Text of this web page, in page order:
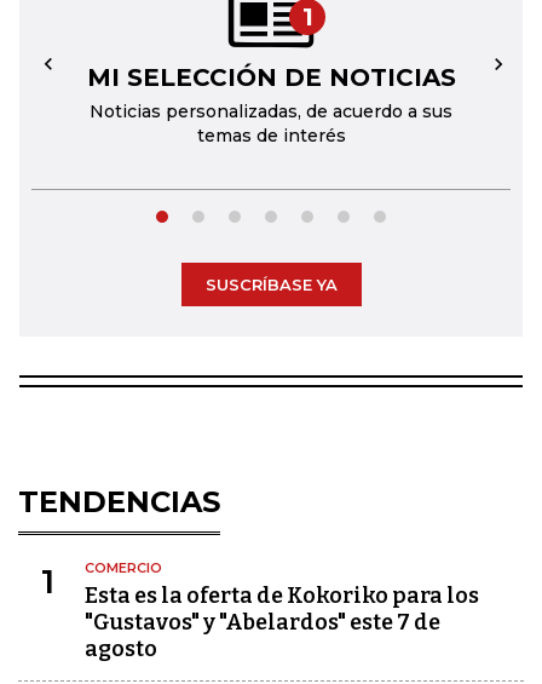
1
MI SELECCIÓN DE NOTICIAS
Noticias personalizadas, de acuerdo a sus
temas de interés
← →
SUSCRÍBASE YA
TENDENCIAS
1 COMERCIO
Esta es la oferta de Kokoriko para los
"Gustavos" y "Abelardos" este 7 de
agosto